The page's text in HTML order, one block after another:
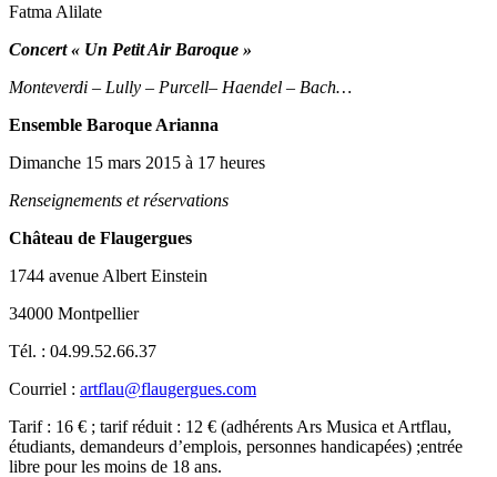
Fatma Alilate
Concert « Un Petit Air Baroque »
Monteverdi – Lully – Purcell– Haendel – Bach…
Ensemble Baroque Arianna
Dimanche 15 mars 2015 à 17 heures
Renseignements et réservations
Château de Flaugergues
1744 avenue Albert Einstein
34000 Montpellier
Tél. : 04.99.52.66.37
Courriel : artflau@flaugergues.com
Tarif : 16 € ; tarif réduit : 12 € (adhérents Ars Musica et Artflau,
étudiants, demandeurs d’emplois, personnes handicapées) ;entrée
libre pour les moins de 18 ans.